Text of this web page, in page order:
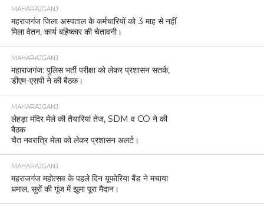
MAHARAJGANJ
महराजगंज जिला अस्पताल के कर्मचारियों को 3 माह से नहीं
मिला वेतन, कार्य बहिष्कार की चेतावनी।
MAHARAJGANJ
महाराजगंज: पुलिस भर्ती परीक्षा को लेकर प्रशासन सतर्क,
डीएम-एसपी ने की बैठक।
MAHARAJGANJ
लेहड़ा मंदिर मेले की तैयारियां तेज, SDM व CO ने की
बैठक
चैत नवरात्रि मेला को लेकर प्रशासन अलर्ट।
MAHARAJGANJ
महराजगंज महोत्सव के पहले दिन यूफोरिया बैंड ने मचाया
धमाल, सुरों की गूंज में झूमा पूरा मैदान।